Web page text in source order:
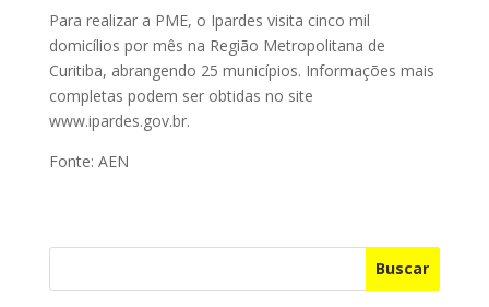
Para realizar a PME, o Ipardes visita cinco mil
domicílios por mês na Região Metropolitana de
Curitiba, abrangendo 25 municípios. Informações mais
completas podem ser obtidas no site
www.ipardes.gov.br.
Fonte: AEN
Buscar